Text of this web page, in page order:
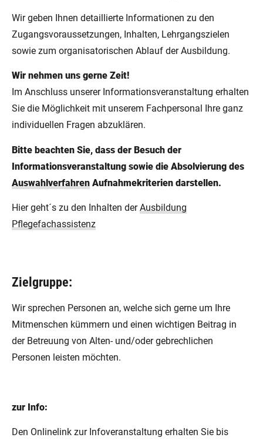
Wir geben Ihnen detaillierte Informationen zu den
Zugangsvoraussetzungen, Inhalten, Lehrgangszielen
sowie zum organisatorischen Ablauf der Ausbildung.
Wir nehmen uns gerne Zeit!
Im Anschluss unserer Informationsveranstaltung erhalten
Sie die Möglichkeit mit unserem Fachpersonal Ihre ganz
individuellen Fragen abzuklären.
Bitte beachten Sie, dass der Besuch der
Informationsveranstaltung sowie die Absolvierung des
Auswahlverfahren Aufnahmekriterien darstellen.
Hier geht´s zu den Inhalten derAusbildung
Pflegefachassistenz
Zielgruppe:
Wir sprechen Personen an, welche sich gerne um Ihre
Mitmenschen kümmern und einen wichtigen Beitrag in
der Betreuung von Alten- und/oder gebrechlichen
Personen leisten möchten.
zur Info:
Den Onlinelink zur Infoveranstaltung erhalten Sie bis